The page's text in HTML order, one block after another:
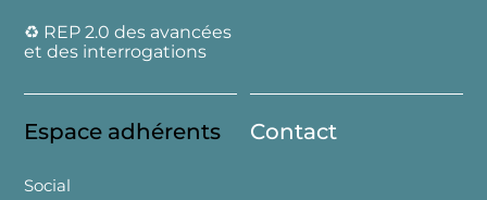
♻️ REP 2.0 des avancées
et des interrogations
Espace adhérents
Social
Contact